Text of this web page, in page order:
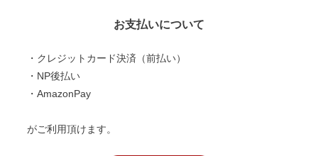
お支払いについて
・クレジットカード決済（前払い）
・NP後払い
・AmazonPay
がご利用頂けます。